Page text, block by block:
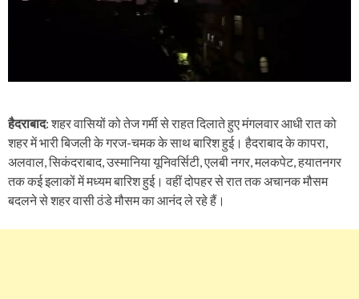
हैदराबाद: शहर वासियों को तेज गर्मी से राहत दिलाते हुए मंगलवार आधी रात को
शहर में भारी बिजली के गरज-चमक के साथ बारिश हुई। हैदराबाद के कापरा,
अलवाल, सिकंदराबाद, उस्मानिया यूनिवर्सिटी, एलबी नगर, मलकपेट, हयातनगर
तक कई इलाकों में मध्यम बारिश हुई। वहीं दोपहर से रात तक अचानक मौसम
बदलने से शहर वासी ठंडे मौसम का आनंद ले रहे हैं।